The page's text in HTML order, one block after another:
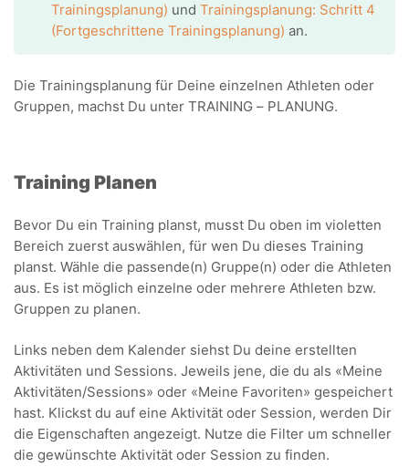
Trainingsplanung) undTrainingsplanung: Schritt 4
(Fortgeschrittene Trainingsplanung) an.
Die Trainingsplanung für Deine einzelnen Athleten oder
Gruppen, machst Du unter TRAINING – PLANUNG.
Training Planen
Bevor Du ein Training planst, musst Du oben im violetten
Bereich zuerst auswählen, für wen Du dieses Training
planst. Wähle die passende(n) Gruppe(n) oder die Athleten
aus. Es ist möglich einzelne oder mehrere Athleten bzw.
Gruppen zu planen.
Links neben dem Kalender siehst Du deine erstellten
Aktivitäten und Sessions. Jeweils jene, die du als «Meine
Aktivitäten/Sessions» oder «Meine Favoriten» gespeichert
hast. Klickst du auf eine Aktivität oder Session, werden Dir
die Eigenschaften angezeigt. Nutze die Filter um schneller
die gewünschte Aktivität oder Session zu finden.